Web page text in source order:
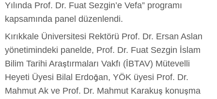
Yılında Prof. Dr. Fuat Sezgin’e Vefa” programı
kapsamında panel düzenlendi.
Kırıkkale Üniversitesi Rektörü Prof. Dr. Ersan Aslan
yönetimindeki panelde, Prof. Dr. Fuat Sezgin İslam
Bilim Tarihi Araştırmaları Vakfı (İBTAV) Mütevelli
Heyeti Üyesi Bilal Erdoğan, YÖK üyesi Prof. Dr.
Mahmut Ak ve Prof. Dr. Mahmut Karakuş konuşma